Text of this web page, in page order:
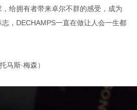
给拥有者带来卓尔不群的感受，成为
，DECHAMPS一直在做让人会一生都
马斯·梅森）